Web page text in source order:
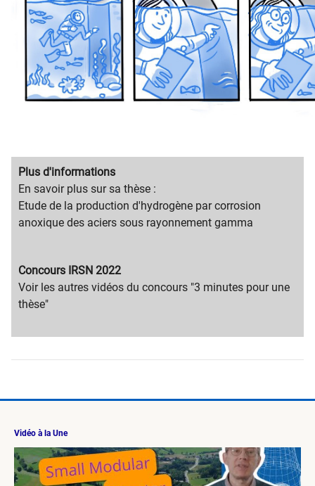
Migration
content
title
Plus d'informations
Migration
content
text
En savoir plus sur sa thèse :
Etude de la production d'hydrogène par corrosion
anoxique des aciers sous rayonnement gamma
Migration
content
title
Concours IRSN 2022
Migration
content
​Voir les a​utres vidéos du concours​ "3 minutes pour une
thèse"
Vidéo à la Une